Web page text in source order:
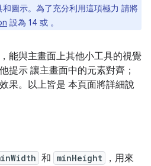
圖示。為了充分利用這項極力 請將
設為 14 或 。
能與主畫面上其他小工具的視覺
提示 讓主畫面中的元素對齊；
果。以上皆是 本頁面將詳細說
和 minHeight
，用來